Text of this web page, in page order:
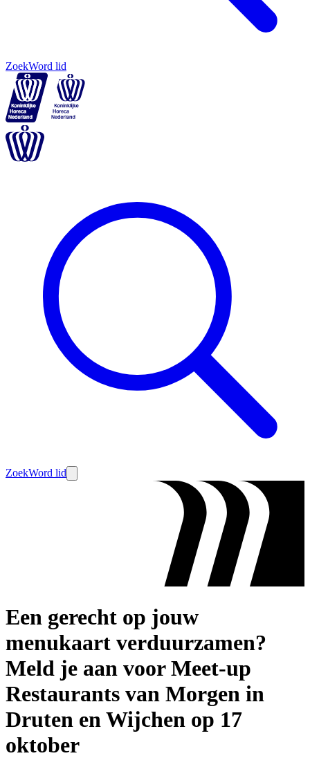
ZoekWord lid
ZoekWord lid
Een gerecht op jouw
menukaart verduurzamen?
Meld je aan voor Meet-up
Restaurants van Morgen in
Druten en Wijchen op 17
oktober